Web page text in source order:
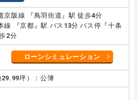
京阪線 『鳥羽街道』駅 徒歩4分
線 『京都』駅 バス13分 バス停『十条
2分
ローンシミュレーション
坪）：公簿